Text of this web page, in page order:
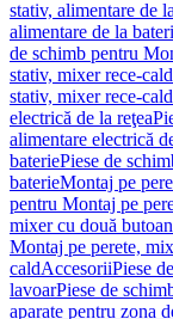
stativ, alimentare de
alimentare de la
de schimb pentru
stativ, mixer rece-
stativ, mixer rece-
electrică de la reţea
alimentare electrică
bateriePiese de
baterieMontaj pe
pentru Montaj pe
mixer cu două
Montaj pe perete,
caldAccesoriiPiese
lavoarPiese de
aparate pentru zona